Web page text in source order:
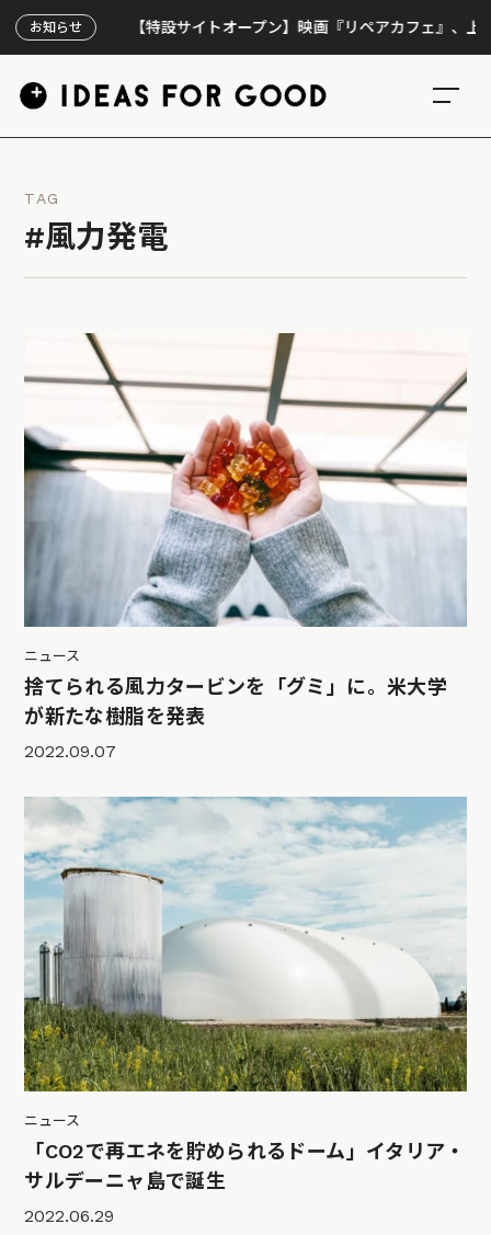
お知らせ【特設サイトオープン】映画『リペアカフェ』、上映300回
TAG
#風力発電
ニュース
捨てられる風力タービンを「グミ」に。米大学
が新たな樹脂を発表
2022.09.07
ニュース
「CO2で再エネを貯められるドーム」イタリア・
サルデーニャ島で誕生
2022.06.29